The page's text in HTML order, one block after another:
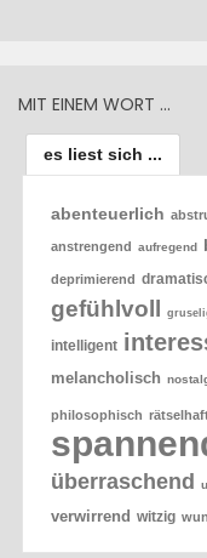
MIT EINEM WORT …
es liest sich ...
abenteuerlich
anstrengend aufregend
deprimierend
gefühlvoll
intelligent
melancholisch
philosophisch
überraschend
verwirrend witzig